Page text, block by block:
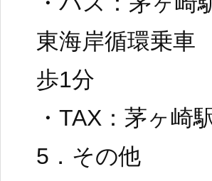
東海岸循環乗車
歩1分
・TAX：茅ヶ
5．その他